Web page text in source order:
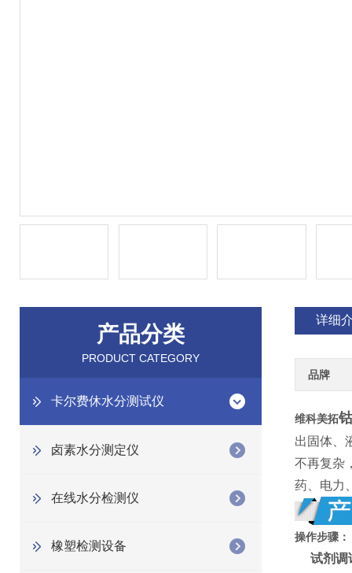
产品分类
PRODUCT CATEGORY
卡尔费休水分测试仪
卤素水分测定仪
在线水分检测仪
橡塑检测设备
详细
品牌
维科美拓
出固体、
不再复杂
药、电力
操作步骤：
试剂调